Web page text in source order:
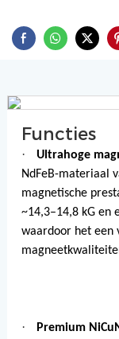
Functies
· Ultrahoge
NdFeB-materiaal
magnetische
~14,3–14,8 kG en
waardoor het een
· Premium